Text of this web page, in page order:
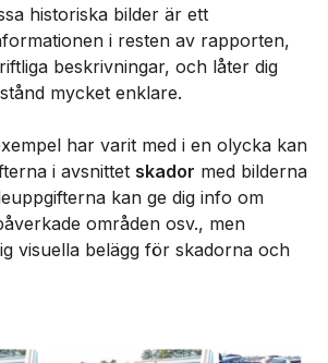
historiska bilder är ett
i resten av rapporten,
beskrivningar, och låter dig
mycket enklare.
har varit med i en olycka kan
i avsnittet skador med bilderna
kan ge dig info om
områden osv., men
visuella belägg för skadorna och